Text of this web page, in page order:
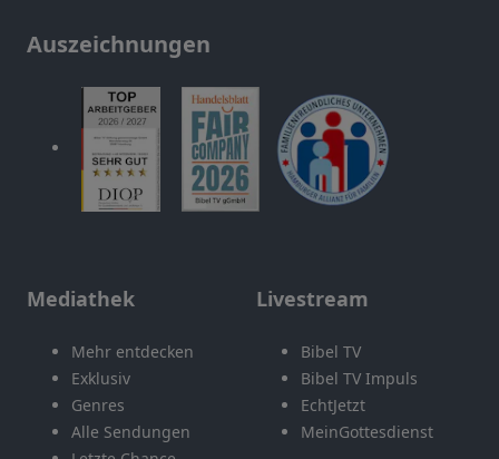
Auszeichnungen
Mediathek
Mehr entdecken
Exklusiv
Genres
Alle Sendungen
Livestream
Bibel TV
Bibel TV Impuls
EchtJetzt
MeinGottesdienst